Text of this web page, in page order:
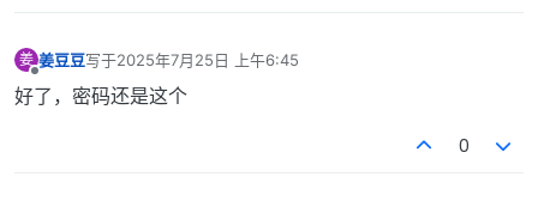
姜 姜豆豆写于2025年7月25日 上午6:45
最后由 编辑
好了，密码还是这个
0